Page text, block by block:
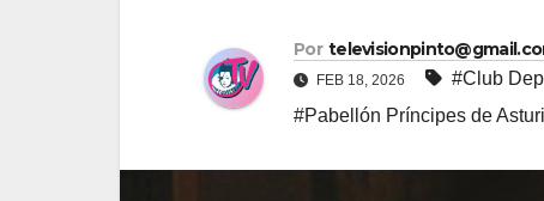
Por
FEB 18, 2026 #Club
#Pabellón Príncipes de